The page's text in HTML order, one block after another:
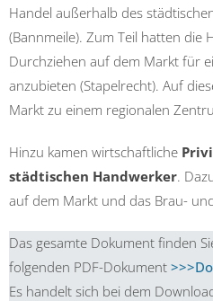
Handel außerhalb des
(Bannmeile). Zum Teil hatten die
Durchziehen auf dem Markt für
anzubieten (Stapelrecht). Auf
Markt zu einem regionalen
Hinzu kamen wirtschaftliche
städtischen Handwerker.
auf dem Markt und das Brau-
Das gesamte Dokument finden
folgenden PDF-Dokument
Es handelt sich bei dem